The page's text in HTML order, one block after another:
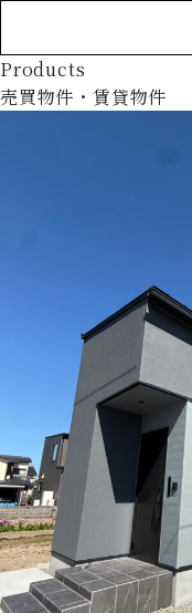
Products
売買物件・賃貸物件